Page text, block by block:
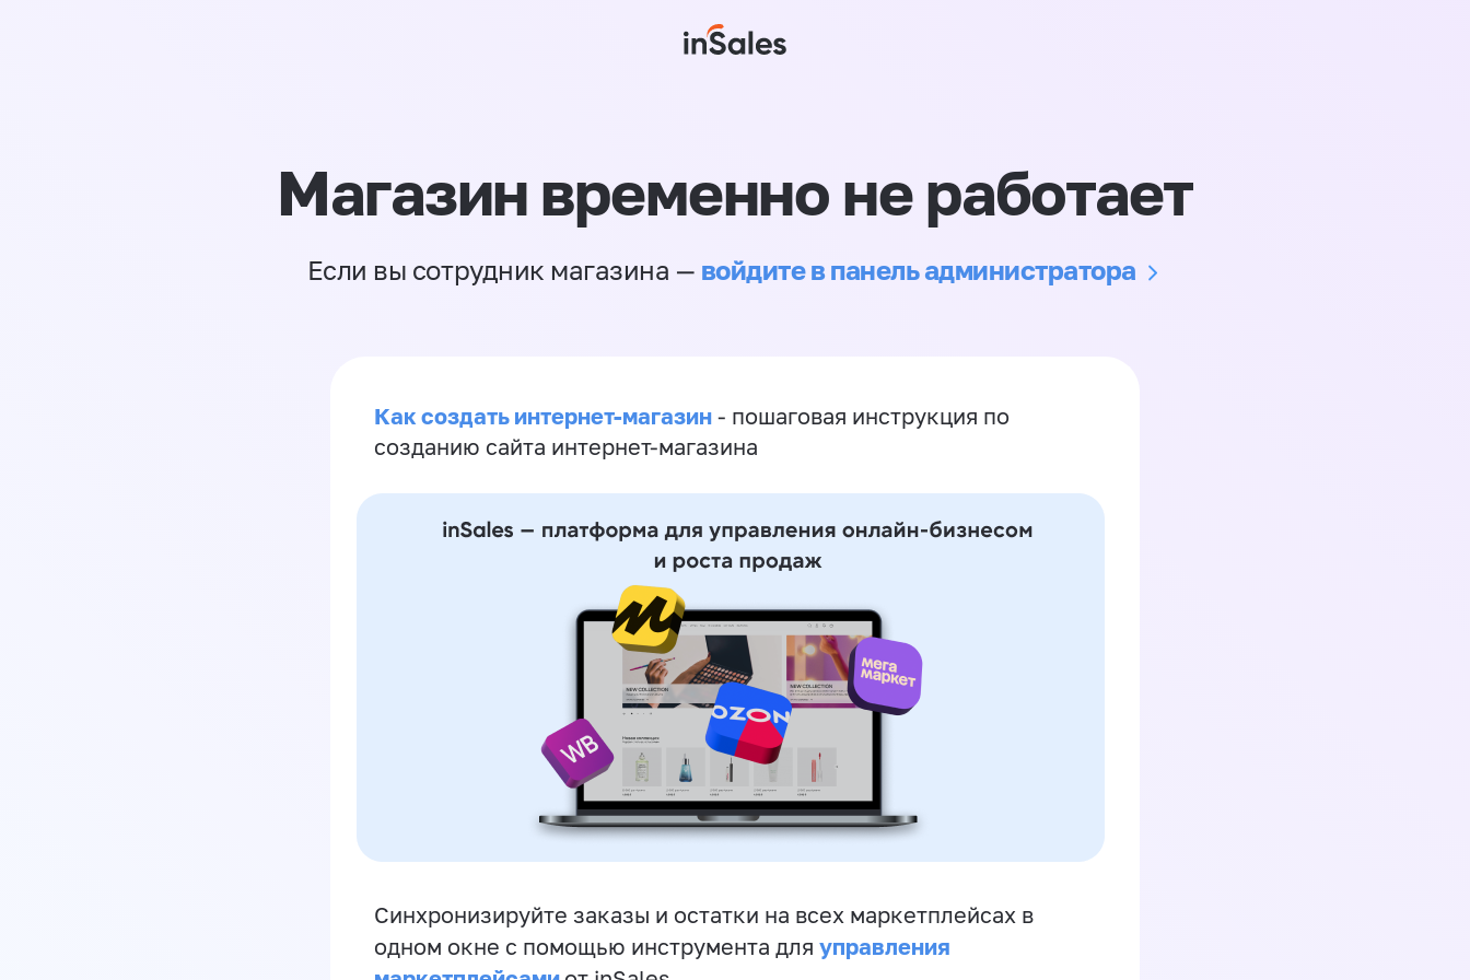
Магазин временно не работает
Если вы сотрудник магазина — войдите в панель администратора
Как создать интернет-магазин - пошаговая инструкция по
созданию сайта интернет-магазина
Синхронизируйте заказы и остатки на всех маркетплейсах в
одном окне с помощью инструмента для управления